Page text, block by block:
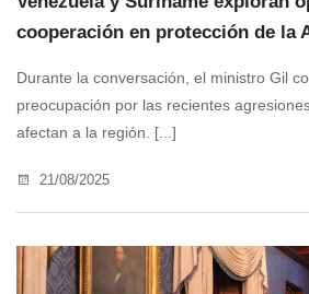
cooperación en protección de la
Durante la conversación, el ministro Gil
preocupación por las recientes
afectan a la región. [...]
21/08/2025